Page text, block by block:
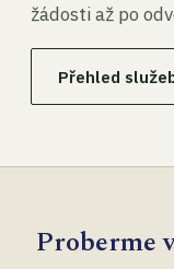
žádosti až po
Přehled
Proberme